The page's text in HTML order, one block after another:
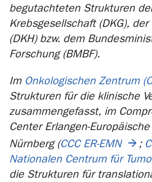
begutachteten Strukturen
Krebsgesellschaft (DKG),
(DKH) bzw. dem
Forschung (BMBF).
Im Onkologischen Zentrum
Strukturen für die klinische
zusammengefasst, im
Center Erlangen-
Nürnberg (CCC ER-EMN ;
Nationalen Centrum für
die Strukturen für